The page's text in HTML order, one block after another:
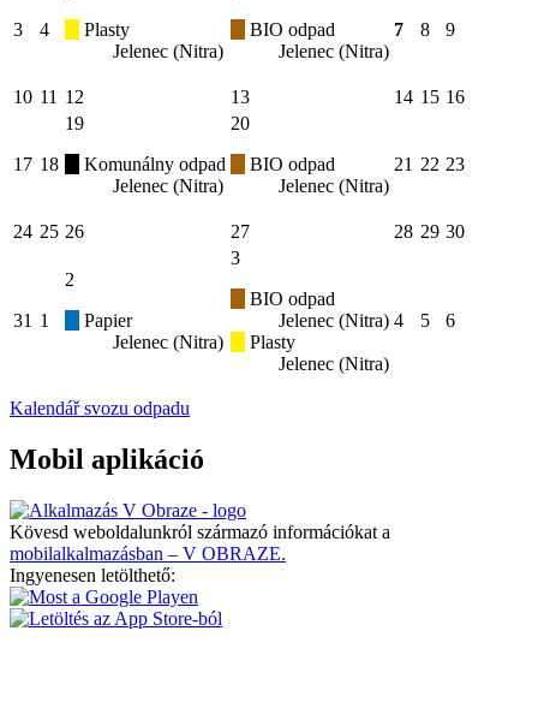
3 4
Plasty
Jelenec (Nitra)
BIO odpad
Jelenec (Nitra)
7 8 9
10 11 12 13 14 15 16
17 18
19
Komunálny odpad
Jelenec (Nitra)
20
BIO odpad
Jelenec (Nitra)
21 22 23
24 25 26 27 28 29 30
31 1
2
Papier
Jelenec (Nitra)
3
BIO odpad
Jelenec (Nitra)
Plasty
Jelenec (Nitra)
4 5 6
Kalendář svozu odpadu
Mobil aplikáció
Kövesd weboldalunkról származó információkat a
mobilalkalmazásban – V OBRAZE.
Ingyenesen letölthető: